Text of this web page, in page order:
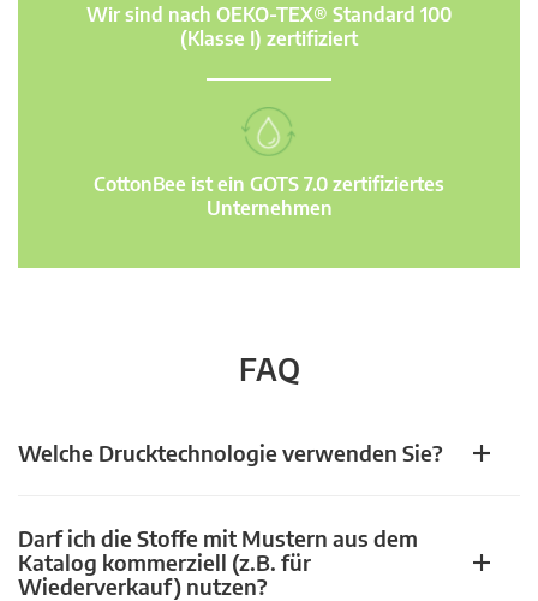
Wir sind nach OEKO-TEX® Standard 100
(Klasse I) zertifiziert
CottonBee ist ein GOTS 7.0 zertifiziertes
Unternehmen
FAQ
Welche Drucktechnologie verwenden Sie?
Darf ich die Stoffe mit Mustern aus dem
Katalog kommerziell (z.B. für
Wiederverkauf) nutzen?